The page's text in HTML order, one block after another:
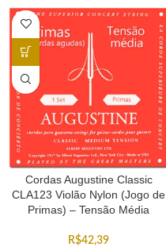
Cordas Augustine Classic
CLA123 Violão Nylon (Jogo de
Primas) – Tensão Média
R$42,39